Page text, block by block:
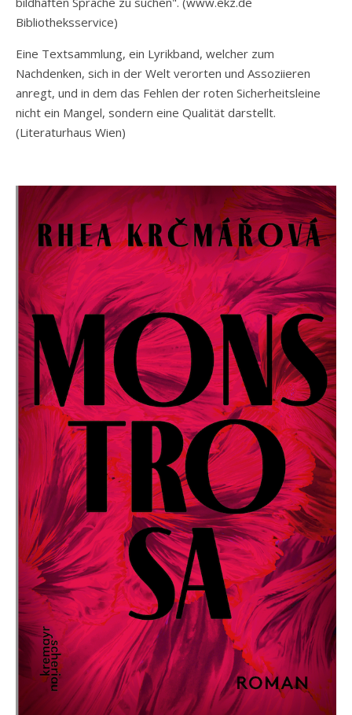
Bibliotheksservice)
Eine Textsammlung, ein Lyrikband, welcher zum
Nachdenken, sich in der Welt verorten und Assoziieren
anregt, und in dem das Fehlen der roten Sicherheitsleine
nicht ein Mangel, sondern eine Qualität darstellt.
(Literaturhaus Wien)